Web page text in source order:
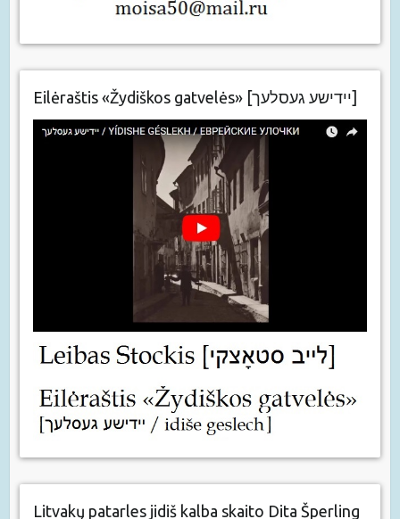
Eilėraštis «Žydiškos gatvelės» [יידישע געסלעך]
Litvakų patarles jidiš kalba skaito Dita Šperling